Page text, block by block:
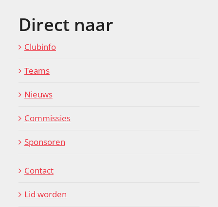
Direct naar
Clubinfo
Teams
Nieuws
Commissies
Sponsoren
Contact
Lid worden